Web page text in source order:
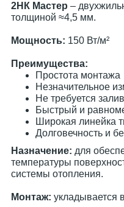
2НК Мастер –
толщиной ≈4,5 мм.
Мощность: 150 Вт/м²
Преимущества:
Простота монтажа
Незначительное
Не требуется
Быстрый и
Широкая линейка
Долговечность и
Назначение: для
температуры
системы отопления.
Монтаж: укладывается